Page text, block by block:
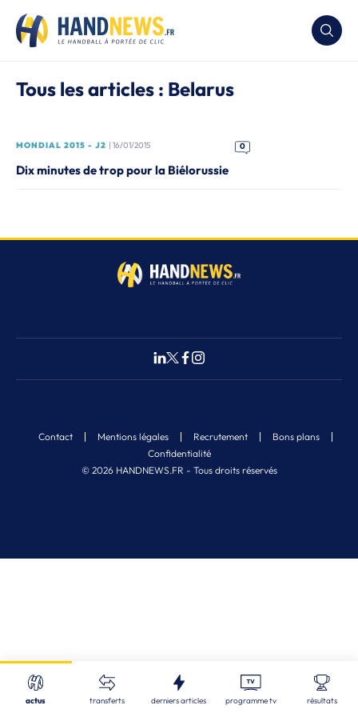
Recherche
Tous les articles : Belarus
MONDIAL 2015 - J2 | 16/01/2015 0
Dix minutes de trop pour la Biélorussie
© 2026 HANDNEWS.FR - Tous droits réservés
Contact Mentions légales Recrutement
Bons plans
Confidentialité
actus transferts derniers articles programme tv résultats
Nos derniers articles
ALL | 08/08/2026